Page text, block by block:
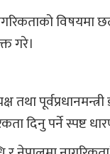
गरे।
तथा
दिनु पर्ने स्पष्ट